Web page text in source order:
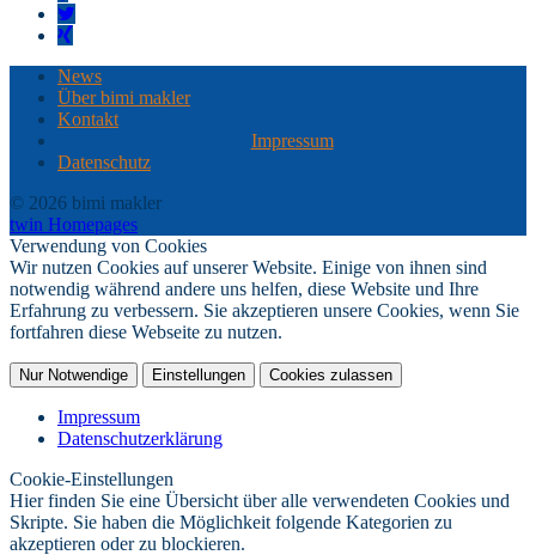
News
Über bimi makler
Kontakt
Impressum
Datenschutz
© 2026 bimi makler
twin Homepages
Verwendung von Cookies
Wir nutzen Cookies auf unserer Website. Einige von ihnen sind
notwendig während andere uns helfen, diese Website und Ihre
Erfahrung zu verbessern. Sie akzeptieren unsere Cookies, wenn Sie
fortfahren diese Webseite zu nutzen.
Nur Notwendige Einstellungen Cookies zulassen
Impressum
Datenschutzerklärung
Cookie-Einstellungen
Hier finden Sie eine Übersicht über alle verwendeten Cookies und
Skripte. Sie haben die Möglichkeit folgende Kategorien zu
akzeptieren oder zu blockieren.